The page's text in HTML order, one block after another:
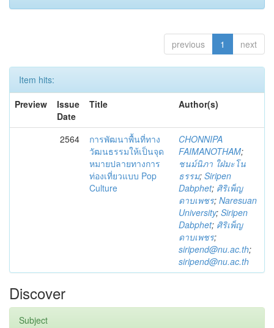
previous 1 next
Item hits:
Preview
Issue
Date
Title Author(s)
2564
การพัฒนาพื้นที่ทาง
วัฒนธรรมให้เป็นจุด
หมายปลายทางการ
ท่องเที่ยวแบบ Pop
Culture
CHONNIPA
FAIMANOTHAM;
ชนม์นิภา ใฝ่มะโน
ธรรม; Siripen
Dabphet; ศิริเพ็ญ
ดาบเพชร; Naresuan
University; Siripen
Dabphet; ศิริเพ็ญ
ดาบเพชร;
siripend@nu.ac.th;
siripend@nu.ac.th
Discover
Subject